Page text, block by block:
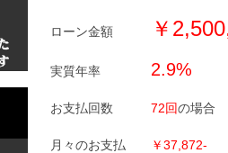
ローン金額 ￥
実質年率 2.9%
お支払回数 72回の場合
月々のお支払 ￥37,872-